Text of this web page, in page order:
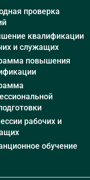
проверка
квалификации
и служащих
повышения
рабочих и
обучение